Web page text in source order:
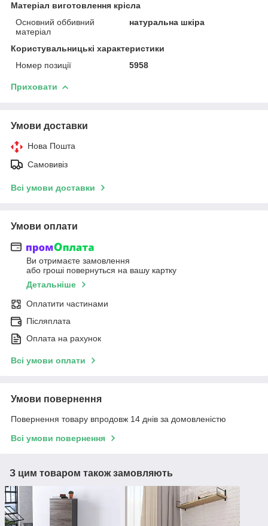
Матеріал виготовлення крісла
Основний оббивний
матеріал
натуральна шкіра
Користувальницькі характеристики
Номер позиції
5958
Приховати
Умови доставки
Нова Пошта
Самовивіз
Всі умови доставки
Умови оплати
Ви отримаєте замовлення
або гроші повернуться на вашу картку
Детальніше
Оплатити частинами
Післяплата
Оплата на рахунок
Всі умови оплати
Умови повернення
Повернення товару впродовж 14 днів за домовленістю
Всі умови повернення
З цим товаром також замовляють